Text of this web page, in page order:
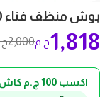
بوش منظف فناء AquaSurf 250 عالي الأداء
2,000 1,818ج.م
اكسب 100 ج.م كاش باك!